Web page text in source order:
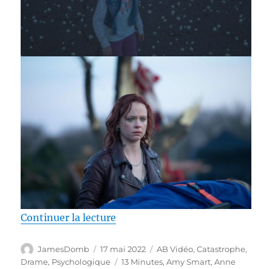
Continuer la lecture
Auteur
JamesDomb
Publié
le
17 mai 2022 Catégories
AB Vidéo,Catastrophe,
Drame, Psychologique Étiquettes
13 Minutes,Amy Smart,Anne